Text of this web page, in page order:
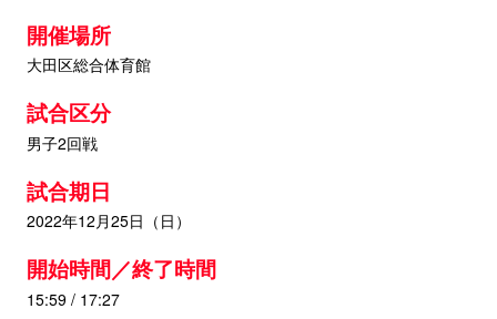
開催場所
大田区総合体育館
試合区分
男子2回戦
試合期日
2022年12月25日（日）
開始時間／終了時間
15:59 / 17:27